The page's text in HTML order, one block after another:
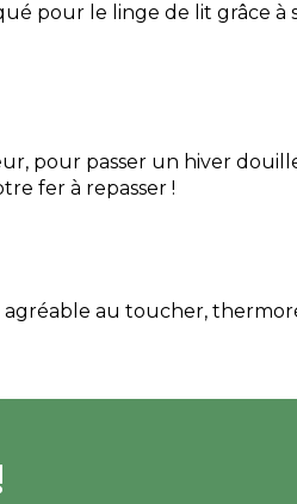
pour le linge de lit grâce à
pour passer un hiver
fer à repasser !
agréable au toucher,